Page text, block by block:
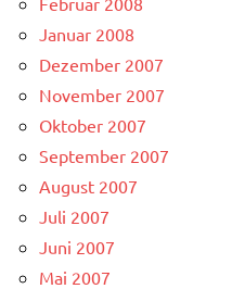
Januar 2008
Dezember 2007
November 2007
Oktober 2007
September 2007
August 2007
Juli 2007
Juni 2007
Mai 2007